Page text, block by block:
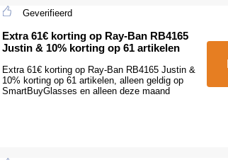
Geverifieerd
Extra 61€ korting op Ray-Ban RB4165
Justin & 10% korting op 61 artikelen
Extra 61€ korting op Ray-Ban RB4165 Justin &
10% korting op 61 artikelen, alleen geldig op
SmartBuyGlasses en alleen deze maand